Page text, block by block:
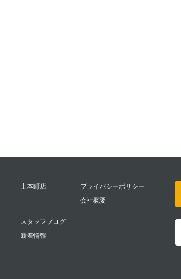
上本町店
スタッフブログ
新着情報
プライバシーポリシー
会社概要